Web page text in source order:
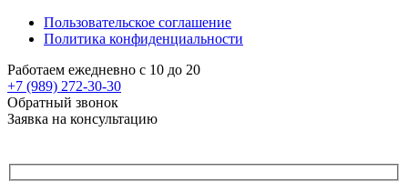
Пользовательское соглашение
Политика конфиденциальности
Работаем ежедневно с 10 до 20
+7 (989) 272-30-30
Обратный звонок
Заявка на консультацию